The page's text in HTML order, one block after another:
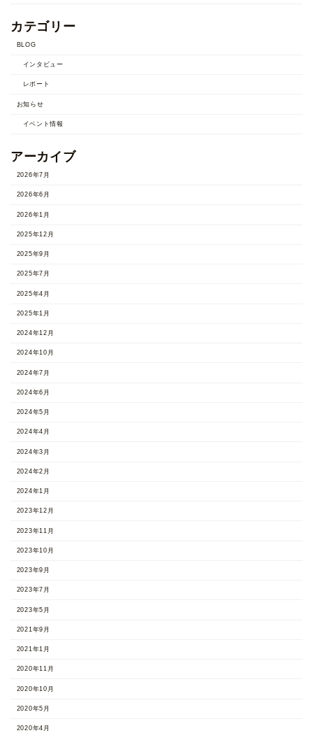
カテゴリー
BLOG
インタビュー
レポート
お知らせ
イベント情報
アーカイブ
2026年7月
2026年6月
2026年1月
2025年12月
2025年9月
2025年7月
2025年4月
2025年1月
2024年12月
2024年10月
2024年7月
2024年6月
2024年5月
2024年4月
2024年3月
2024年2月
2024年1月
2023年12月
2023年11月
2023年10月
2023年9月
2023年7月
2023年5月
2021年9月
2021年1月
2020年11月
2020年10月
2020年5月
2020年4月